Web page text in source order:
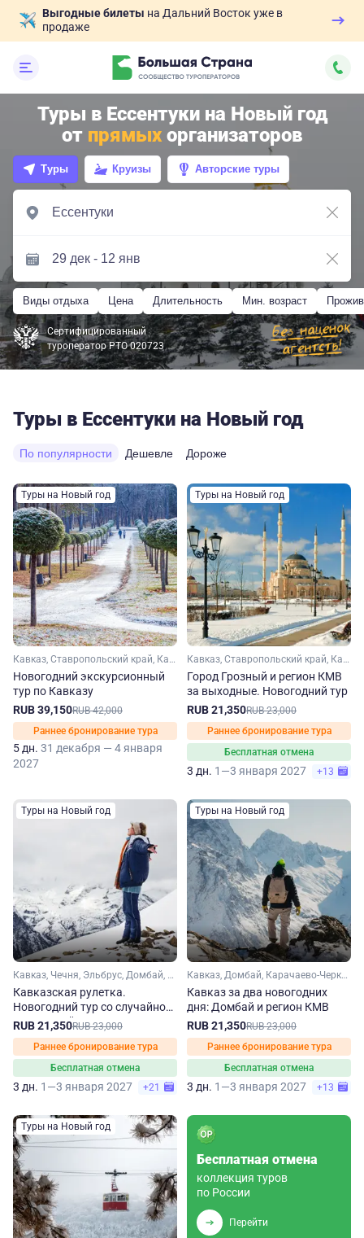
Выгодные билеты на Дальний Восток уже в
продаже
Туры в Ессентуки на Новый год
от прямых организаторов
Туры Круизы Авторские туры
Виды отдыха Цена Длительность Мин. возраст
Сертифицированный
туроператор РТО 020723
Туры в Ессентуки на Новый год
По популярности Дешевле Дороже
Туры на Новый год
Кавказ, Ставропольский край, Кавказские Минеральные Воды, Эльбрус, Домбай, Кабардино-Балкария, Карачаево-Черкесия
Новогодний экскурсионный
тур по Кавказу
RUB 39,150RUB 42,000
Раннее бронирование тура
5 дн. 31 декабря — 4 января
2027
Туры на Новый год
Кавказ, Ставропольский край, Кавказские Минеральные Воды, Чечня
Город Грозный и регион КМВ
за выходные. Новогодний тур
RUB 21,350RUB 23,000
Раннее бронирование тура
Бесплатная отмена
3 дн. 1—3 января 2027 +13
Туры на Новый год
Кавказ, Чечня, Эльбрус, Домбай, Карачаево-Черкесия, Кабардино-Балкария, Ставропольский край, Кавказские Минеральные Воды
Кавказская рулетка.
Новогодний тур со случайной
экскурсией
RUB 21,350RUB 23,000
Раннее бронирование тура
Бесплатная отмена
3 дн. 1—3 января 2027 +21
Туры на Новый год
Кавказ, Домбай, Карачаево-Черкесия, Ставропольский край, Кавказские Минеральные Воды
Кавказ за два новогодних
дня: Домбай и регион КМВ
RUB 21,350RUB 23,000
Раннее бронирование тура
Бесплатная отмена
3 дн. 1—3 января 2027 +13
Туры на Новый год
Бесплатная отмена
коллекция туров
по России
Перейти